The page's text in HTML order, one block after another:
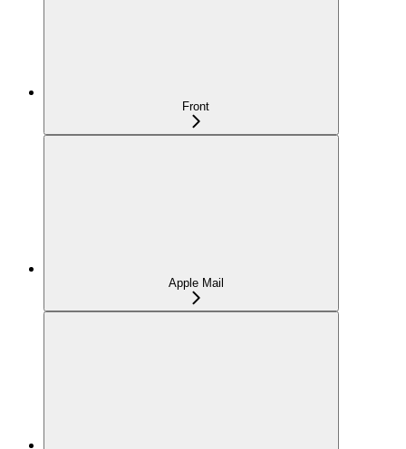
Front
Apple Mail